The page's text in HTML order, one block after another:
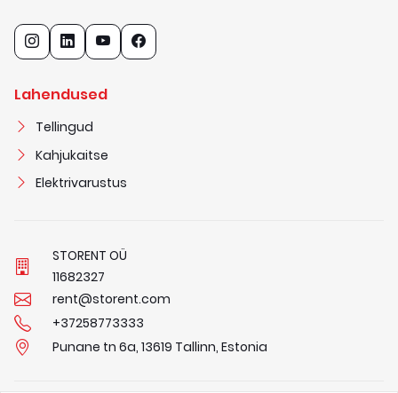
Lahendused
Tellingud
Kahjukaitse
Elektrivarustus
STORENT OÜ
11682327
rent@storent.com
+37258773333
Punane tn 6a, 13619 Tallinn, Estonia